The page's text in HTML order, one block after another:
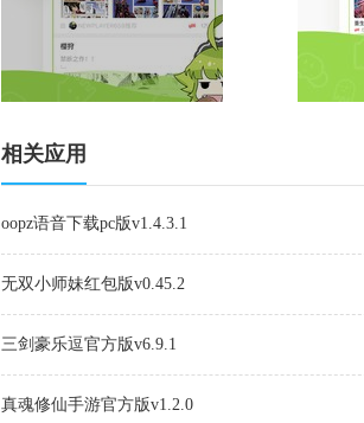
相关应用
oopz语音下载pc版v1.4.3.1
无双小师妹红包版v0.45.2
三剑豪乐逗官方版v6.9.1
真魂修仙手游官方版v1.2.0